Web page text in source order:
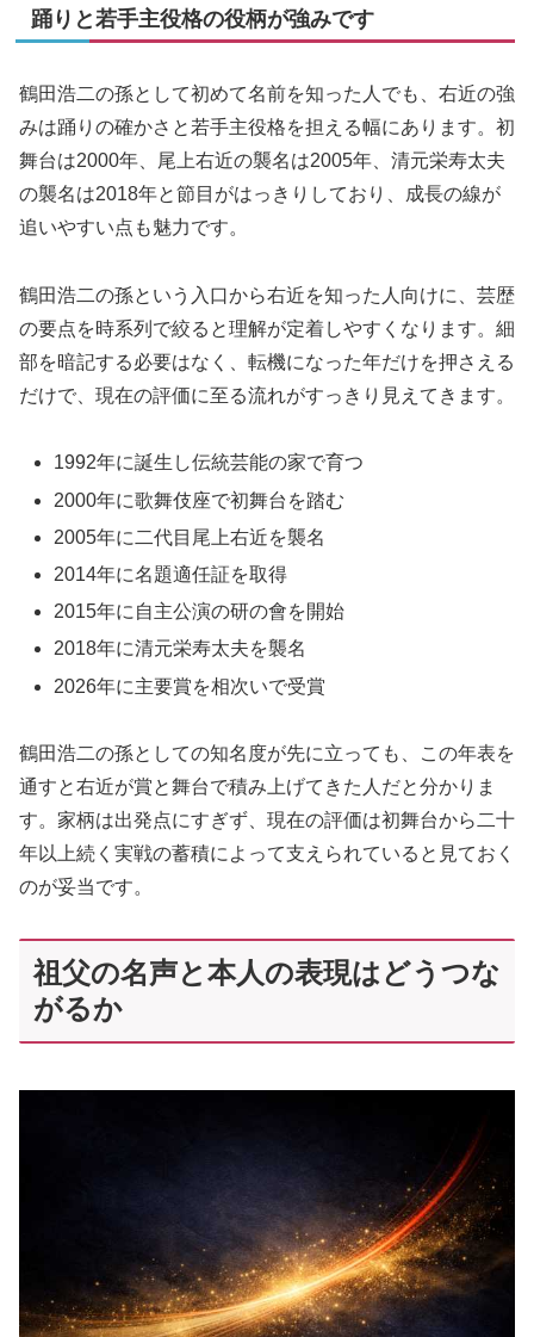
踊りと若手主役格の役柄が強みです
鶴田浩二の孫として初めて名前を知った人でも、右近の強
みは踊りの確かさと若手主役格を担える幅にあります。初
舞台は2000年、尾上右近の襲名は2005年、清元栄寿太夫
の襲名は2018年と節目がはっきりしており、成長の線が
追いやすい点も魅力です。
鶴田浩二の孫という入口から右近を知った人向けに、芸歴
の要点を時系列で絞ると理解が定着しやすくなります。細
部を暗記する必要はなく、転機になった年だけを押さえる
だけで、現在の評価に至る流れがすっきり見えてきます。
1992年に誕生し伝統芸能の家で育つ
2000年に歌舞伎座で初舞台を踏む
2005年に二代目尾上右近を襲名
2014年に名題適任証を取得
2015年に自主公演の研の會を開始
2018年に清元栄寿太夫を襲名
2026年に主要賞を相次いで受賞
鶴田浩二の孫としての知名度が先に立っても、この年表を
通すと右近が賞と舞台で積み上げてきた人だと分かりま
す。家柄は出発点にすぎず、現在の評価は初舞台から二十
年以上続く実戦の蓄積によって支えられていると見ておく
のが妥当です。
祖父の名声と本人の表現はどうつな
がるか